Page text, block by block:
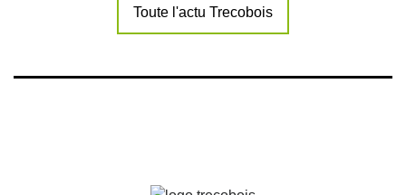
Toute l'actu Trecobois